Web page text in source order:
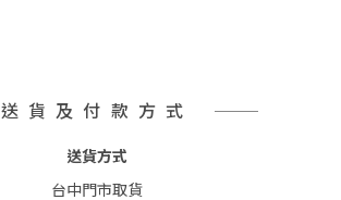
送貨及付款方式
送貨方式
台中門市取貨